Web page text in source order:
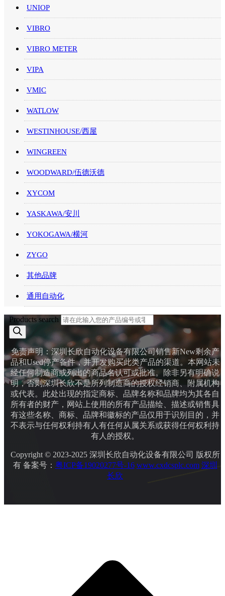
UNIOP
VIBRO
VIBRO METER
VIPA
VMIC
WATLOW
WESTINHOUSE/西屋
WINGREEN
WOODWARD/伍德沃德
XYCOM
YASKAWA/安川
YOKOGAWA/横河
ZYGO
其他品牌
通用自动化
Products search
免责声明：深圳长欣自动化设备有限公司销售新New剩余产
品和Used停产备件，并开发购买此类产品的渠道。本网站未
经任何制造商或列出的商品名认可或批准。除非另有明确说
明，否则深圳长欣不是所列制造商的授权经销商、附属机构
或代表。此处出现的指定商标、品牌名称和品牌均为其各自
所有者的财产，网站上使用的所有产品描绘、描述或销售具
有这些名称、商标、品牌和徽标的产品仅用于识别目的，并
不表示与任何权利持有人有任何从属关系或获得任何权利持
有人的授权。
Copyright © 2023-2025 深圳长欣自动化设备有限公司 版权所
有 备案号： 粤ICP备19020277号-16 www.cxdcsplc.com 深圳
长欣